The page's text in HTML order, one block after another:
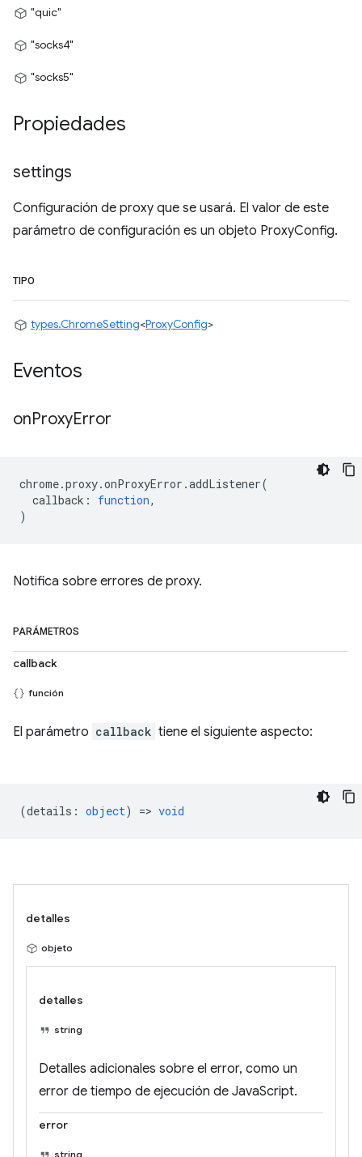
"quic"
"socks4"
"socks5"
Propiedades
settings
Configuración de proxy que se usará. El valor de este
parámetro de configuración es un objeto ProxyConfig.
TIPO
types.ChromeSetting<ProxyConfig>
Eventos
onProxyError
chrome.proxy.onProxyError .addListener(
callback : function,
)
Notifica sobre errores de proxy.
PARÁMETROS
callback
función
El parámetro callback tiene el siguiente aspecto:
(details : object) => void
detalles
objeto
detalles
string
Detalles adicionales sobre el error, como un
error de tiempo de ejecución de JavaScript.
error
string